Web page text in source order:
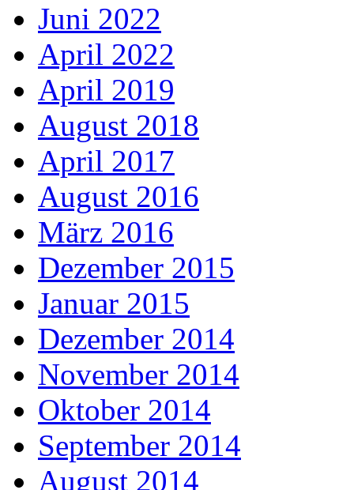
Juni 2022
April 2022
April 2019
August 2018
April 2017
August 2016
März 2016
Dezember 2015
Januar 2015
Dezember 2014
November 2014
Oktober 2014
September 2014
August 2014